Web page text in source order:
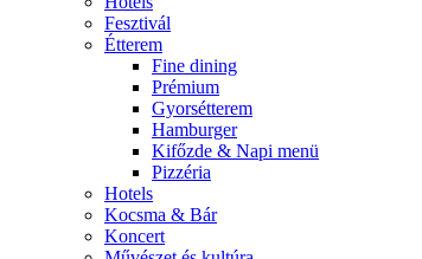
Fesztivál
Étterem
Fine dining
Prémium
Gyorsétterem
Hamburger
Kifőzde & Napi menü
Pizzéria
Hotels
Kocsma & Bár
Koncert